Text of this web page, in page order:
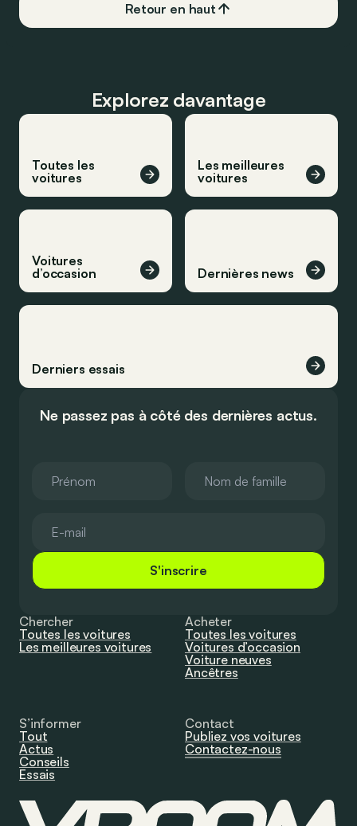
Retour en haut
Explorez davantage
Toutes les
voitures
Les meilleures
voitures
Voitures
d’occasion
Dernières news
Derniers essais
Ne passez pas à côté des dernières actus.
S'inscrire
Chercher
Toutes les voitures
Les meilleures voitures
Acheter
Toutes les voitures
Voitures d’occasion
Voiture neuves
Ancêtres
S’informer
Tout
Actus
Conseils
Essais
Contact
Publiez vos voitures
Contactez-nous